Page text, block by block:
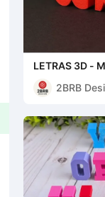
LETRAS 3D -
2BRB